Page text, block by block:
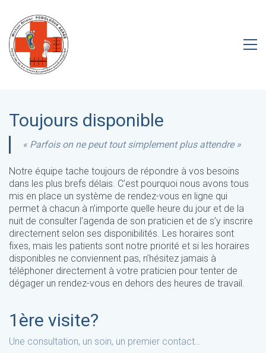
Toujours disponible
« Parfois on ne peut tout simplement plus attendre »
Notre équipe tache toujours de répondre à vos besoins
dans les plus brefs délais. C’est pourquoi nous avons tous
mis en place un système de rendez-vous en ligne qui
permet à chacun à n’importe quelle heure du jour et de la
nuit de consulter l’agenda de son praticien et de s’y inscrire
directement selon ses disponibilités. Les horaires sont
fixes, mais les patients sont notre priorité et si les horaires
disponibles ne conviennent pas, n’hésitez jamais à
téléphoner directement à votre praticien pour tenter de
dégager un rendez-vous en dehors des heures de travail.
1ère visite?
Une consultation, un soin, un premier contact…